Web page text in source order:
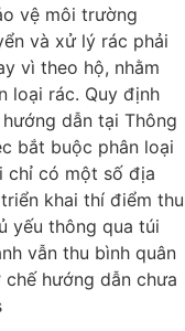
vệ môi trường
và xử lý rác phải
vì theo hộ, nhằm
loại rác. Quy định
dẫn tại Thông
bắt buộc phân loại
chỉ có một số địa
khai thí điểm thu
yếu thông qua túi
vẫn thu bình quân
hướng dẫn chưa